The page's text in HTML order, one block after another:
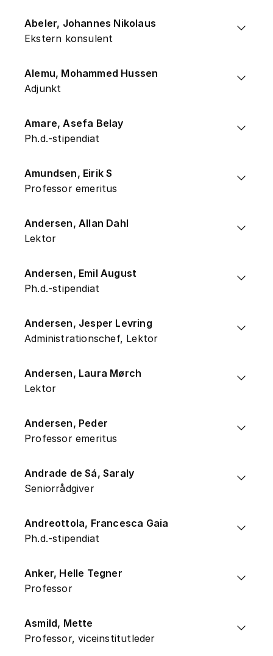
Abeler, Johannes Nikolaus
Ekstern konsulent
Alemu, Mohammed Hussen
Adjunkt
Amare, Asefa Belay
Ph.d.-stipendiat
Amundsen, Eirik S
Professor emeritus
Andersen, Allan Dahl
Lektor
Andersen, Emil August
Ph.d.-stipendiat
Andersen, Jesper Levring
Administrationschef, Lektor
Andersen, Laura Mørch
Lektor
Andersen, Peder
Professor emeritus
Andrade de Sá, Saraly
Seniorrådgiver
Andreottola, Francesca Gaia
Ph.d.-stipendiat
Anker, Helle Tegner
Professor
Asmild, Mette
Professor, viceinstitutleder